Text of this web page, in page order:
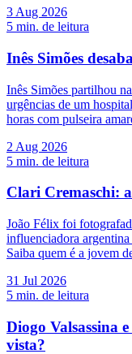
3 Aug 2026
5 min. de leitura
Inês Simões
Inês Simões partilhou
urgências de um
horas com pulseira
2 Aug 2026
5 min. de leitura
Clari Cremaschi:
João Félix foi
influenciadora
Saiba quem é a jovem
31 Jul 2026
5 min. de leitura
Diogo Valsassina
vista?